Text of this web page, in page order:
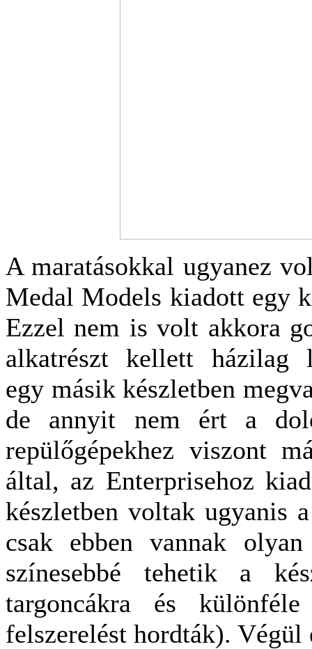
A maratásokkal ugyanez
Medal Models kiadott egy
Ezzel nem is volt akkora
alkatrészt kellett házilag
egy másik készletben
de annyit nem ért a
repülőgépekhez viszont
által, az Enterprisehoz
készletben voltak ugyanis
csak ebben vannak
színesebbé tehetik a
targoncákra és
felszerelést hordták).